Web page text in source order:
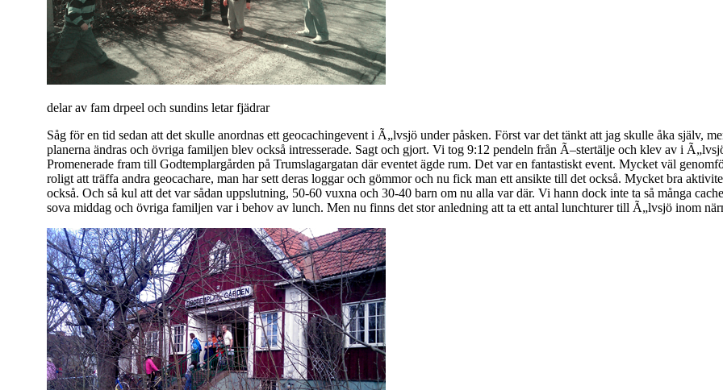
delar av fam drpeel och sundins letar fjädrar
Såg för en tid sedan att det skulle anordnas ett geocachingevent i Ã„lvsjö under påsken. Först var det tänkt att jag skulle åka själv,
planerna ändras och övriga familjen blev också intresserade. Sagt och gjort. Vi tog 9:12 pendeln från Ã–stertälje och klev av i
Promenerade fram till Godtemplargården på Trumslagargatan där eventet ägde rum. Det var en fantastiskt event. Mycket väl
roligt att träffa andra geocachare, man har sett deras loggar och gömmor och nu fick man ett ansikte till det också. Mycket bra
också. Och så kul att det var sådan uppslutning, 50-60 vuxna och 30-40 barn om nu alla var där. Vi hann dock inte ta så många
sova middag och övriga familjen var i behov av lunch. Men nu finns det stor anledning att ta ett antal lunchturer till Ã„lvsjö inom